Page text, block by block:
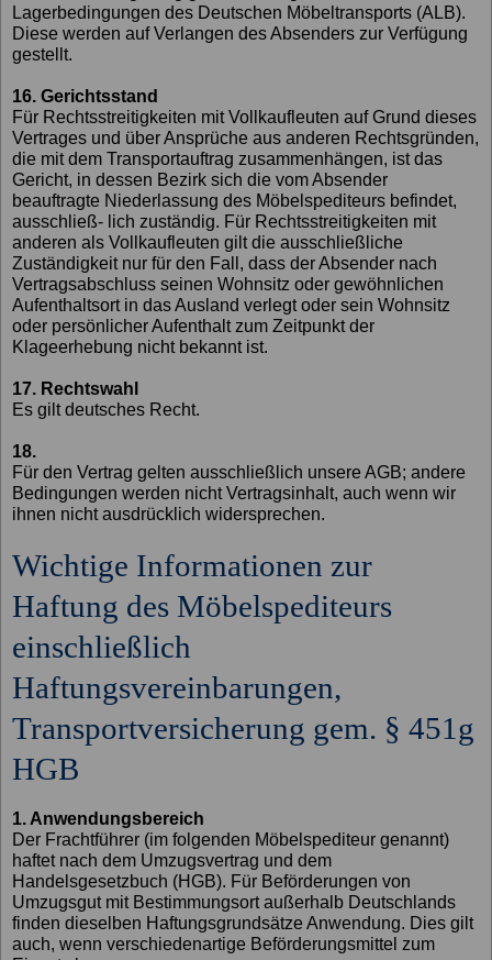
Lagerbedingungen des Deutschen Möbeltransports (ALB).
Diese werden auf Verlangen des Absenders zur Verfügung
gestellt.
16. Gerichtsstand
Für Rechtsstreitigkeiten mit Vollkaufleuten auf Grund dieses
Vertrages und über Ansprüche aus anderen Rechtsgründen,
die mit dem Transportauftrag zusammenhängen, ist das
Gericht, in dessen Bezirk sich die vom Absender
beauftragte Niederlassung des Möbelspediteurs befindet,
ausschließ- lich zuständig. Für Rechtsstreitigkeiten mit
anderen als Vollkaufleuten gilt die ausschließliche
Zuständigkeit nur für den Fall, dass der Absender nach
Vertragsabschluss seinen Wohnsitz oder gewöhnlichen
Aufenthaltsort in das Ausland verlegt oder sein Wohnsitz
oder persönlicher Aufenthalt zum Zeitpunkt der
Klageerhebung nicht bekannt ist.
17. Rechtswahl
Es gilt deutsches Recht.
18.
Für den Vertrag gelten ausschließlich unsere AGB; andere
Bedingungen werden nicht Vertragsinhalt, auch wenn wir
ihnen nicht ausdrücklich widersprechen.
Wichtige Informationen zur
Haftung des Möbelspediteurs
einschließlich
Haftungsvereinbarungen,
Transportversicherung gem. § 451g
HGB
1. Anwendungsbereich
Der Frachtführer (im folgenden Möbelspediteur genannt)
haftet nach dem Umzugsvertrag und dem
Handelsgesetzbuch (HGB). Für Beförderungen von
Umzugsgut mit Bestimmungsort außerhalb Deutschlands
finden dieselben Haftungsgrundsätze Anwendung. Dies gilt
auch, wenn verschiedenartige Beförderungsmittel zum